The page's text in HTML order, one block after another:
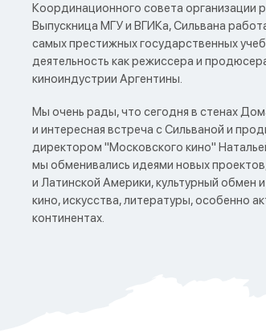
Координационного совета организации
Выпускница МГУ и ВГИКа, Сильвана
самых престижных государственных
деятельность как режиссера и
киноиндустрии Аргентины.
Мы очень рады, что сегодня в стенах
и интересная встреча с Сильваной и
директором "Московского кино"
мы обменивались идеями новых
и Латинской Америки, культурный обмен
кино, искусства, литературы, особенно
континентах.